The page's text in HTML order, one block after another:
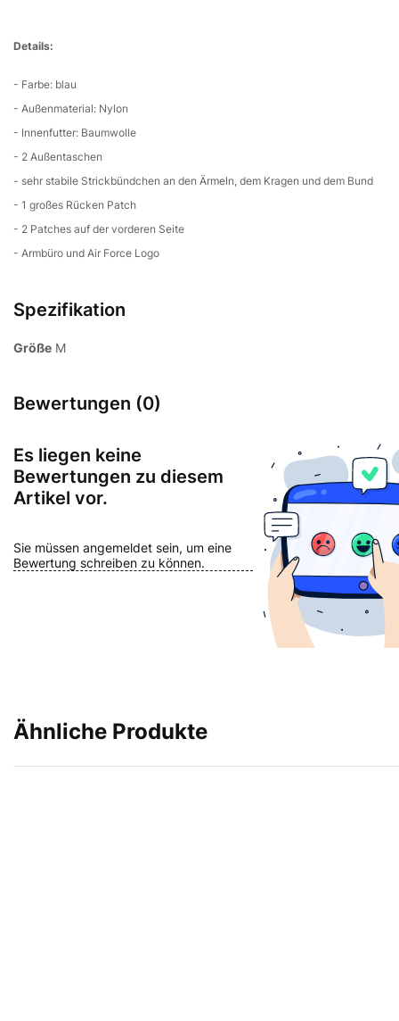
Details:
- Farbe: blau
- Außenmaterial: Nylon
- Innenfutter: Baumwolle
- 2 Außentaschen
- sehr stabile Strickbündchen an den Ärmeln, dem Kragen und dem Bund
- 1 großes Rücken Patch
- 2 Patches auf der vorderen Seite
- Armbüro und Air Force Logo
Spezifikation
Größe M
Bewertungen (0)
Es liegen keine
Bewertungen zu diesem
Artikel vor.
Sie müssen angemeldet sein, um eine
Bewertung schreiben zu können.
Ähnliche Produkte